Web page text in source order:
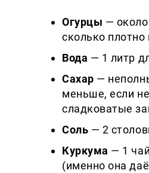
Огурцы — около
сколько плотно
Вода — 1 литр
Сахар —
меньше, если
сладковатые
Соль — 2
Куркума — 1
(именно она